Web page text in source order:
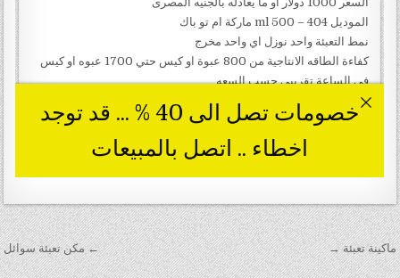
تصفّح المقالات ← مكن تعبئة سوائل ماكينة تعبئة →